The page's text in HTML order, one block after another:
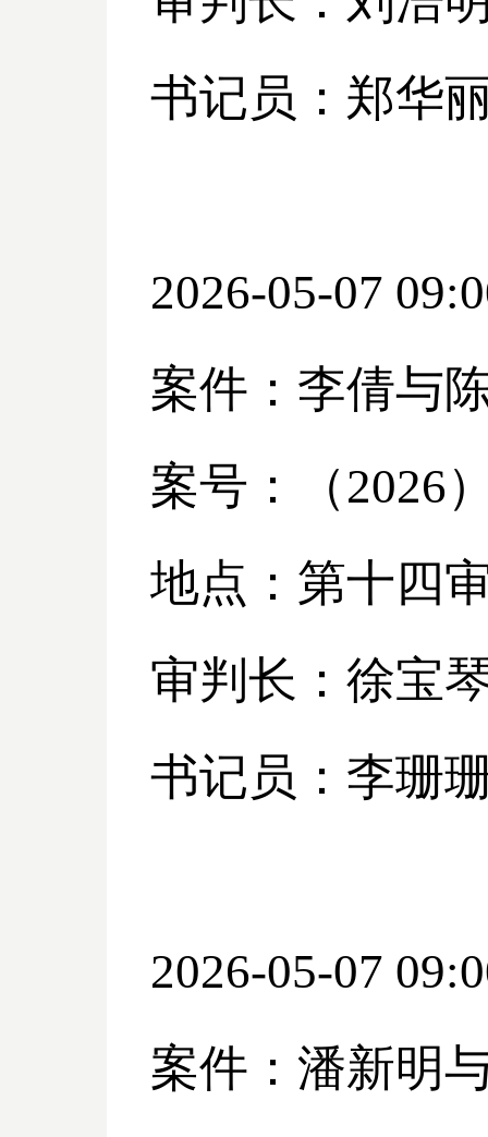
书记员：郑华
2026-05-07
案件：李倩与
案号：（2026
地点：第十四
审判长：徐宝
书记员：李珊
2026-05-07
案件：潘新明